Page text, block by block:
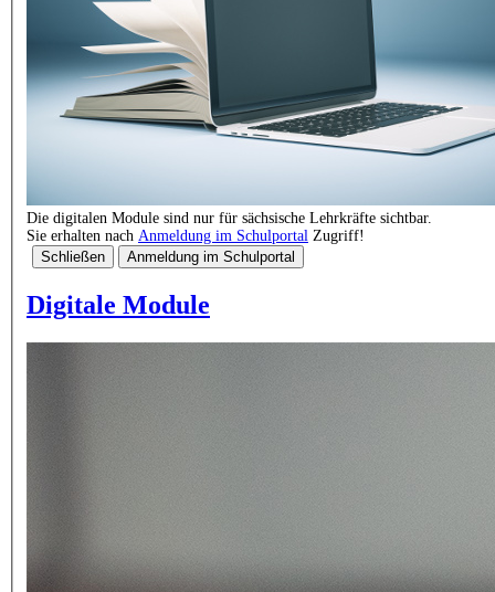
Die digitalen Module sind nur für sächsische Lehrkräfte sichtbar.
Sie erhalten nach Anmeldung im Schulportal Zugriff!
Schließen
Anmeldung im Schulportal
Digitale Module